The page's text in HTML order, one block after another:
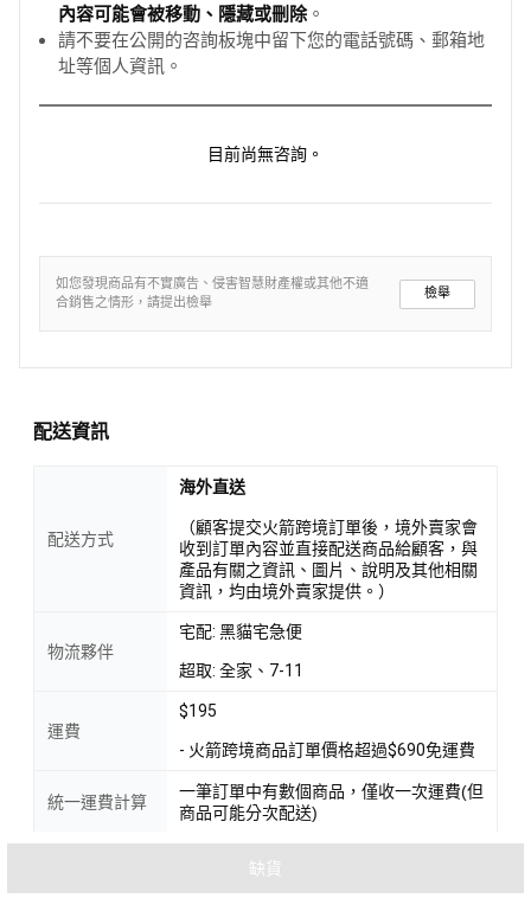
缺貨
內容可能會被移動、隱藏或刪除。
請不要在公開的咨詢板塊中留下您的電話號碼、郵箱地
址等個人資訊。
目前尚無咨詢。
如您發現商品有不實廣告、侵害智慧財產權或其他不適
合銷售之情形，請提出檢舉
檢舉
配送資訊
配送方式
海外直送
（顧客提交火箭跨境訂單後，境外賣家會
收到訂單內容並直接配送商品給顧客，與
產品有關之資訊、圖片、說明及其他相關
資訊，均由境外賣家提供。）
物流夥伴
宅配: 黑貓宅急便
超取: 全家、7-11
運費
$195
- 火箭跨境商品訂單價格超過$690免運費
統一運費計算
一筆訂單中有數個商品，僅收一次運費(但
商品可能分次配送)